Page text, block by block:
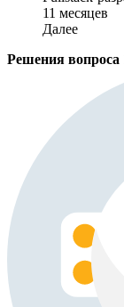
11 месяцев
Далее
Решения вопроса